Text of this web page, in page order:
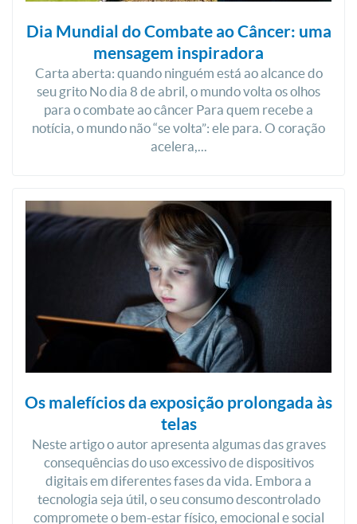
Dia Mundial do Combate ao Câncer: uma
mensagem inspiradora
Carta aberta: quando ninguém está ao alcance do
seu grito No dia 8 de abril, o mundo volta os olhos
para o combate ao câncer Para quem recebe a
notícia, o mundo não “se volta”: ele para. O coração
acelera,...
Os malefícios da exposição prolongada às
telas
Neste artigo o autor apresenta algumas das graves
consequências do uso excessivo de dispositivos
digitais em diferentes fases da vida. Embora a
tecnologia seja útil, o seu consumo descontrolado
compromete o bem-estar físico, emocional e social